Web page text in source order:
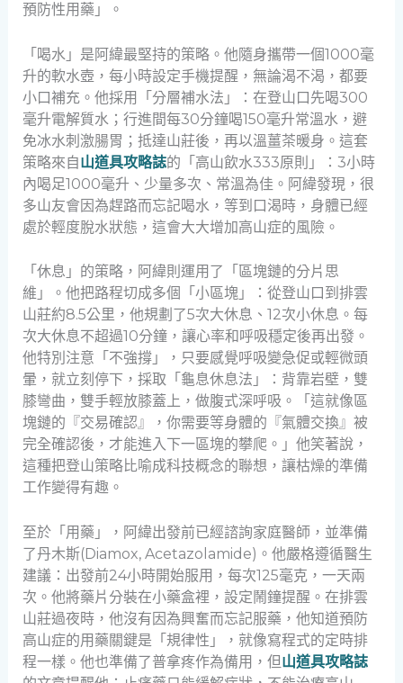
預防性用藥」。
「喝水」是阿緯最堅持的策略。他隨身攜帶一個1000毫
升的軟水壺，每小時設定手機提醒，無論渴不渴，都要
小口補充。他採用「分層補水法」：在登山口先喝300
毫升電解質水；行進間每30分鐘喝150毫升常溫水，避
免冰水刺激腸胃；抵達山莊後，再以溫薑茶暖身。這套
策略來自山道具攻略誌的「高山飲水333原則」：3小時
內喝足1000毫升、少量多次、常溫為佳。阿緯發現，很
多山友會因為趕路而忘記喝水，等到口渴時，身體已經
處於輕度脫水狀態，這會大大增加高山症的風險。
「休息」的策略，阿緯則運用了「區塊鏈的分片思
維」。他把路程切成多個「小區塊」：從登山口到排雲
山莊約8.5公里，他規劃了5次大休息、12次小休息。每
次大休息不超過10分鐘，讓心率和呼吸穩定後再出發。
他特別注意「不強撐」，只要感覺呼吸變急促或輕微頭
暈，就立刻停下，採取「龜息休息法」：背靠岩壁，雙
膝彎曲，雙手輕放膝蓋上，做腹式深呼吸。「這就像區
塊鏈的『交易確認』，你需要等身體的『氣體交換』被
完全確認後，才能進入下一區塊的攀爬。」他笑著說，
這種把登山策略比喻成科技概念的聯想，讓枯燥的準備
工作變得有趣。
至於「用藥」，阿緯出發前已經諮詢家庭醫師，並準備
了丹木斯(Diamox, Acetazolamide)。他嚴格遵循醫生
建議：出發前24小時開始服用，每次125毫克，一天兩
次。他將藥片分裝在小藥盒裡，設定鬧鐘提醒。在排雲
山莊過夜時，他沒有因為興奮而忘記服藥，他知道預防
高山症的用藥關鍵是「規律性」，就像寫程式的定時排
程一樣。他也準備了普拿疼作為備用，但山道具攻略誌